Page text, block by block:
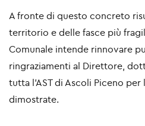
A fronte di questo concreto
territorio e delle fasce più
Comunale intende rinnovare
ringraziamenti al Direttore,
tutta l’AST di Ascoli Piceno
dimostrate.